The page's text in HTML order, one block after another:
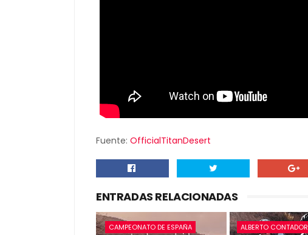
Fuente: OfficialTitanDesert
ENTRADAS RELACIONADAS
CAMPEONATO DE ESPAÑA ALBERTO CONTADOR